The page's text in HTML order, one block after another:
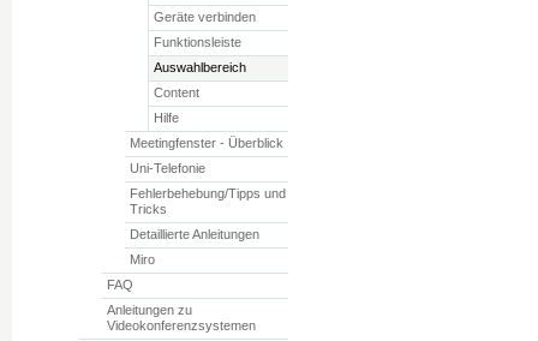
Geräte verbinden
Funktionsleiste
Auswahlbereich
Content
Hilfe
Meetingfenster - Überblick
Uni-Telefonie
Fehlerbehebung/Tipps und
Tricks
Detaillierte Anleitungen
Miro
FAQ
Anleitungen zu
Videokonferenzsystemen